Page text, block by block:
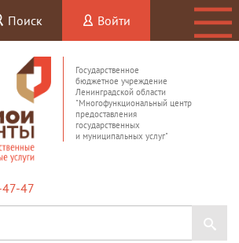
Поиск Войти
Государственное
бюджетное учреждение
Ленинградской области
"Многофункциональный центр
предоставления
государственных
и муниципальных услуг"
47